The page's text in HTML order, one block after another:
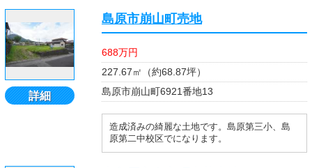
詳細
島原市崩山町売地
688万円
227.67㎡（約68.87坪）
島原市崩山町6921番地13
造成済みの綺麗な土地です。島原第三小、島
原第二中校区でになります。